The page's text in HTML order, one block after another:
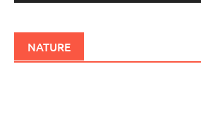
NATURE